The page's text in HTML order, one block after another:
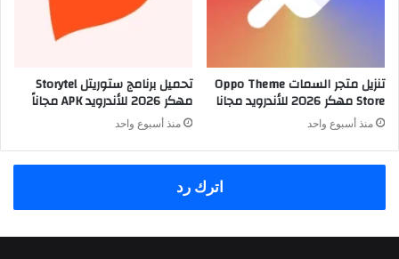
تنزيل متجر السمات Oppo Theme
Store مهكر 2026 للأندرويد مجانا
منذ أسبوع واحد
تحميل برنامج ستوريتل Storytel
مهكر 2026 للأندرويد APK مجاناً
منذ أسبوع واحد
اترك رد